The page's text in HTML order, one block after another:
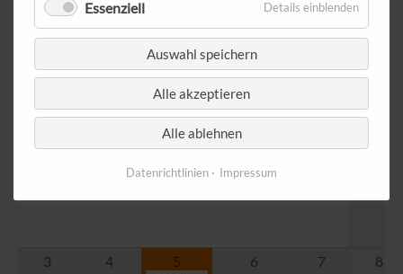
August 2026
Mittwoch Donnerstag
3 4 5 6 7 8
Essenziell Details einblenden
Auswahl speichern
Alle akzeptieren
Alle ablehnen
Datenrichtlinien Impressum